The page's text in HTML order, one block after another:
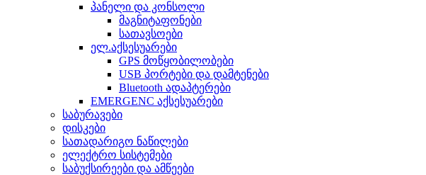
პანელი და კონსოლი
მაგნიტაფონები
სათავსოები
ელ.აქსესუარები
GPS მოწყობილობები
USB პორტები და დამტენები
Bluetooth ადაპტერები
EMERGENC აქსესუარები
საბურავები
დისკები
სათადარიგო ნაწილები
ელექტრო სისტემები
საბუქსირეები და ამწეები